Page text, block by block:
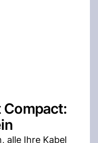
Compact:
alle Ihre Kabel